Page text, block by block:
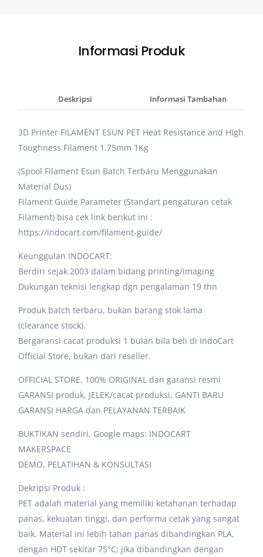
Informasi Produk
Deskripsi Informasi Tambahan
3D Printer FILAMENT ESUN PET Heat Resistance and High
Toughness Filament 1.75mm 1Kg
(Spool Filament Esun Batch Terbaru Menggunakan
Material Dus)
Filament Guide Parameter (Standart pengaturan cetak
Filament) bisa cek link berikut ini :
https://indocart.com/filament-guide/
Keunggulan INDOCART:
Berdiri sejak 2003 dalam bidang printing/imaging
Dukungan teknisi lengkap dgn pengalaman 19 thn
Produk batch terbaru, bukan barang stok lama
(clearance stock).
Bergaransi cacat produksi 1 bulan bila beli di IndoCart
Official Store, bukan dari reseller.
OFFICIAL STORE, 100% ORIGINAL dan garansi resmi
GARANSI produk, JELEK/cacat produksi, GANTI BARU
GARANSI HARGA dan PELAYANAN TERBAIK
BUKTIKAN sendiri, Google maps: INDOCART
MAKERSPACE
DEMO, PELATIHAN & KONSULTASI
Dekripsi Produk :
PET adalah material yang memiliki ketahanan terhadap
panas, kekuatan tinggi, dan performa cetak yang sangat
baik. Material ini lebih tahan panas dibandingkan PLA,
dengan HDT sekitar 75°C; jika dibandingkan dengan